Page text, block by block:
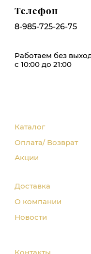
Телефон
8-985-725-26-75
Работаем без
с 10:00 до 21:00
Каталог
Оплата/ Возврат
Акции
Доставка
О компании
Новости